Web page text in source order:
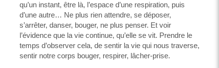
qu’un instant, être là, l’espace d’une respiration, puis
d’une autre… Ne plus rien attendre, se déposer,
s’arrêter, danser, bouger, ne plus penser. Et voir
l’évidence que la vie continue, qu’elle se vit. Prendre le
temps d’observer cela, de sentir la vie qui nous traverse,
sentir notre corps bouger, respirer, lâcher-prise.